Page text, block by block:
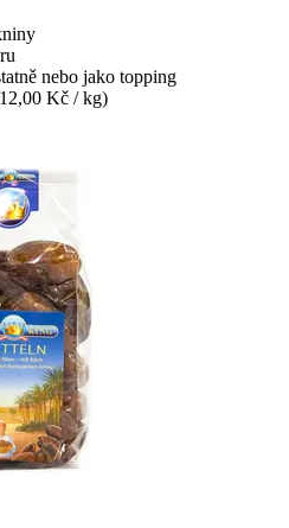
nebo jako topping
Kč / kg)